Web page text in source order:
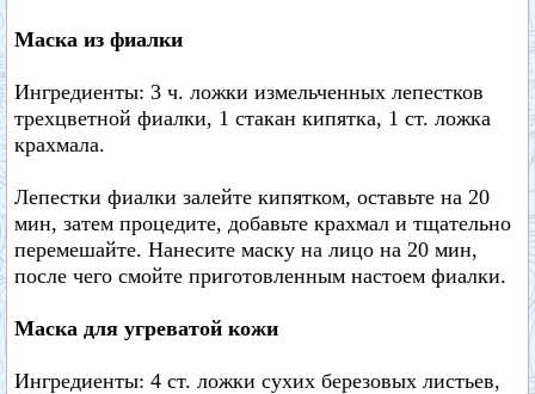
Маска из фиалки
Ингредиенты: 3 ч. ложки измельченных лепестков
трехцветной фиалки, 1 стакан кипятка, 1 ст. ложка
крахмала.
Лепестки фиалки залейте кипятком, оставьте на 20
мин, затем процедите, добавьте крахмал и тщательно
перемешайте. Нанесите маску на лицо на 20 мин,
после чего смойте приготовленным настоем фиалки.
Маска для угреватой кожи
Ингредиенты: 4 ст. ложки сухих березовых листьев,